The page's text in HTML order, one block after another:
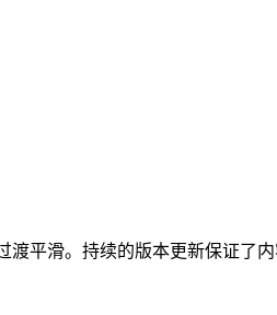
平滑。持续的版本更新保证了